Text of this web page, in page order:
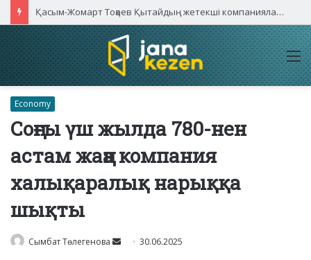
Қасым-Жомарт Тоқаев Қытайдың жетекші компаниялары басшыларымен кездесті
Economy
Соңғы үш жылда 780-нен
астам жаңа компания
халықаралық нарыққа
шықты
Сымбат Төлегенова
Send 30.06.2025